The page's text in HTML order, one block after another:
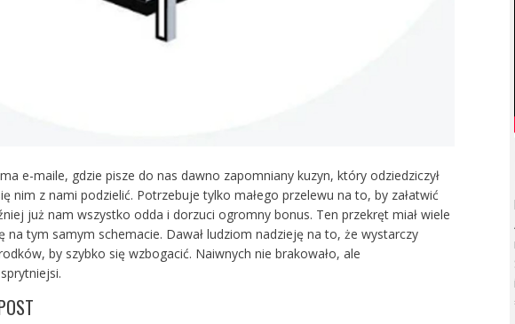
e-maile, gdzie pisze do nas dawno zapomniany kuzyn, który odziedziczył
nim z nami podzielić. Potrzebuje tylko małego przelewu na to, by załatwić
już nam wszystko odda i dorzuci ogromny bonus. Ten przekręt miał wiele
na tym samym schemacie. Dawał ludziom nadzieję na to, że wystarczy
by szybko się wzbogacić. Naiwnych nie brakowało, ale